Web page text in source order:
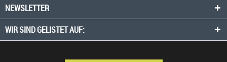
NEWSLETTER
WIR SIND GELISTET AUF: